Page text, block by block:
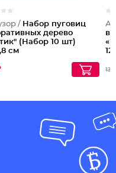
/ Набор пуговиц
дерево
(Набор 10 шт)
см
12
133